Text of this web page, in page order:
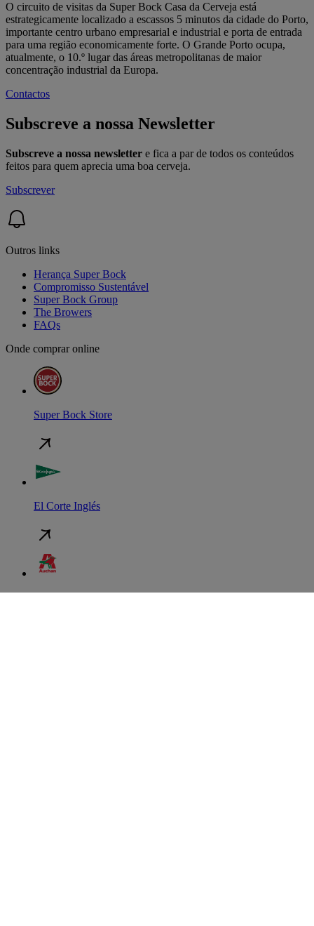
O circuito de visitas da Super Bock Casa da Cerveja está
estrategicamente localizado a escassos 5 minutos da cidade do Porto,
importante centro urbano empresarial e industrial e porta de entrada
para uma região economicamente forte. O Grande Porto ocupa,
atualmente, o 10.º lugar das áreas metropolitanas de maior
concentração industrial da Europa.
Contactos
Subscreve a nossa Newsletter
Subscreve a nossa newsletter e fica a par de todos os conteúdos
feitos para quem aprecia uma boa cerveja.
Subscrever
Outros links
Herança Super Bock
Compromisso Sustentável
Super Bock Group
The Browers
FAQs
Onde comprar online
Super Bock Store
El Corte Inglés